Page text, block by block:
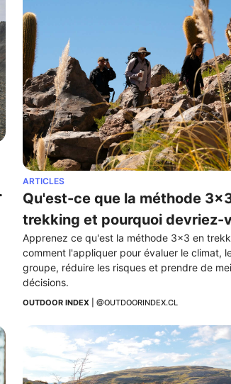
ARTICLES
Qu'est-ce que la méthode
trekking et pourquoi devriez-
l'appliquer ?
Apprenez ce qu'est la méthode 3x3 en
comment l'appliquer pour évaluer le climat,
groupe, réduire les risques et prendre de
décisions.
OUTDOOR INDEX | @OUTDOORINDEX.CL